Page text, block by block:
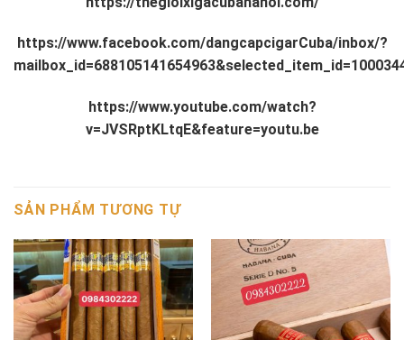
https://www.facebook.com/dangcapcigarCuba/inbox/?
https://www.youtube.com/watch?
v=JVSRptKLtqE&feature=youtu.be
SẢN PHẨM TƯƠNG TỰ